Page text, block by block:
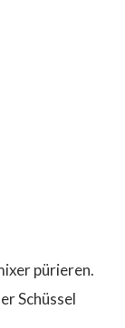
pürieren.
Schüssel